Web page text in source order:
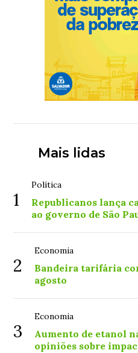
Mais lidas
1
Política
Republicanos lança
ao governo de São
2
Economia
Bandeira tarifária
agosto
3
Economia
Aumento de etanol
opiniões sobre